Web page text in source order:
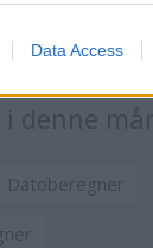
Data Access
Vægtomregner
Datoberegner